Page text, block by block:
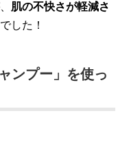
肌の不快さが軽減さ
した！
ンプー」を使っ